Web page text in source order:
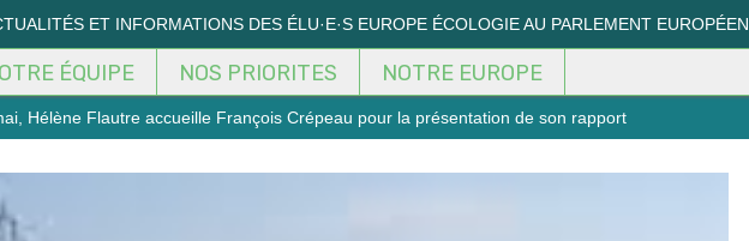
ET INFORMATIONS DES ÉLU·E·S EUROPE ÉCOLOGIE AU PARLEMENT EUROPÉEN
ÉQUIPE NOS PRIORITES NOTRE EUROPE
Hélène Flautre accueille François Crépeau pour la présentation de son rapport